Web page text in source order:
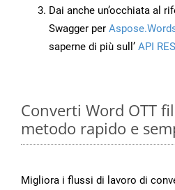
Dai anche un’occhiata al
Swagger per
saperne di più sull’ API
Converti Word OTT
metodo rapido e
Migliora i flussi di lavoro di